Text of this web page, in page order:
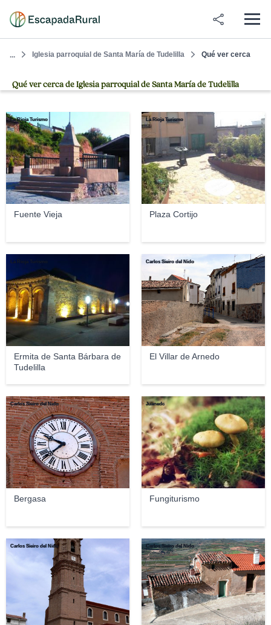
... Iglesia parroquial de Santa María de Tudelilla Qué ver cerca
Qué ver cerca de Iglesia parroquial de Santa María de Tudelilla
Fuente Vieja
La Rioja Turismo
Plaza Cortijo
La Rioja Turismo
Ermita de Santa Bárbara de
Tudelilla
La Rioja Turismo
El Villar de Arnedo
Carlos Sieiro del Nido
Bergasa
Carlos Sieiro del Nido
Fungiturismo
Juanedc
Carlos Sieiro del Nido Carlos Sieiro del Nido